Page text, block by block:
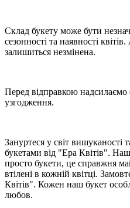
Склад букету може бути
сезонності та наявності
залишиться незмінена.
Перед відправкою
узгодження.
Зануртеся у світ вишуканості
букетами від "Ера Квітів".
просто букети, це справжня
втілені в кожній квітці.
Квітів". Кожен наш букет
любов.